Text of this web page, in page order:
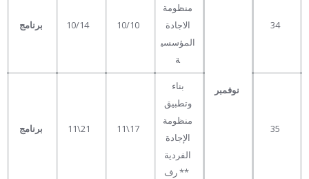
نوفمبر
34
منظومة
الاجادة
المؤسسي
ة
10/10
10/14 برنامج
35
بناء
وتطبيق
منظومة
الإجادة
الفردية
** رف
17\11 برنامج